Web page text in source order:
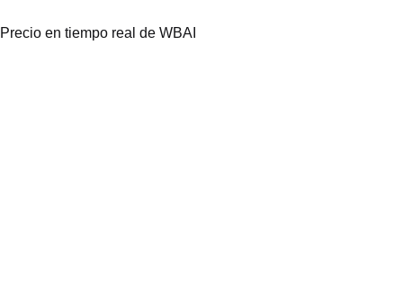
Precio en tiempo real de WBAI